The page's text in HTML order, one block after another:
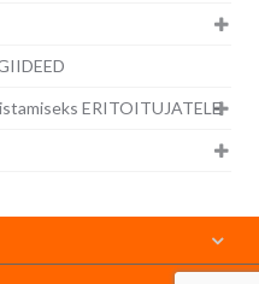
ERITOITUJATELE